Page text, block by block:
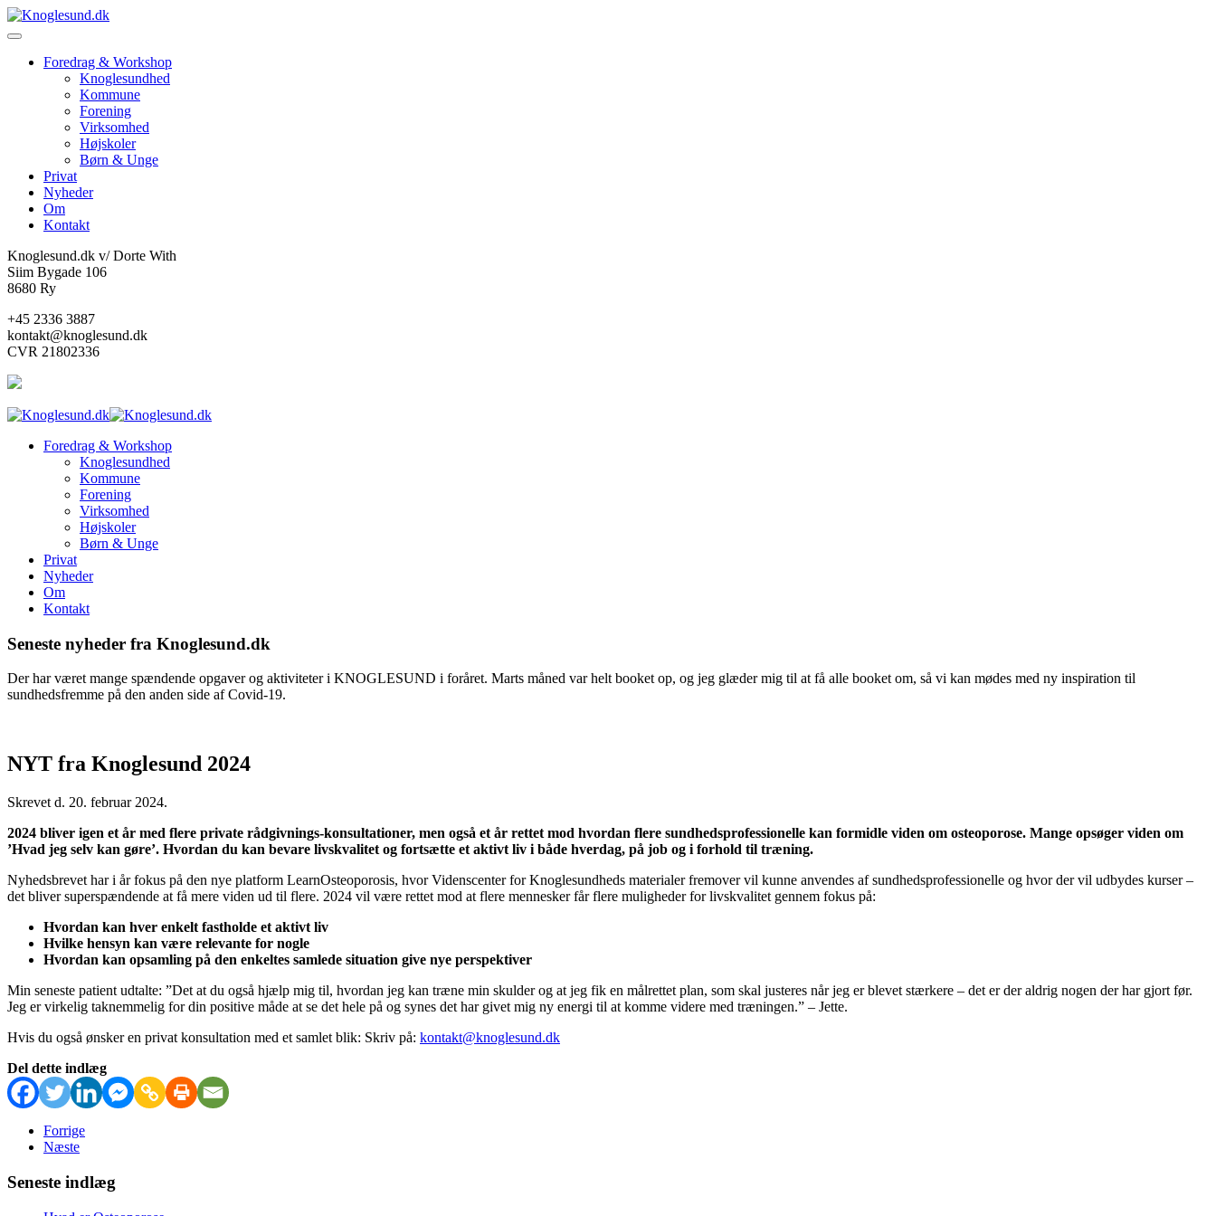
Foredrag & Workshop
Knoglesundhed
Kommune
Forening
Virksomhed
Højskoler
Børn & Unge
Privat
Nyheder
Om
Kontakt
Knoglesund.dk v/ Dorte With
Siim Bygade 106
8680 Ry
+45 2336 3887
kontakt@knoglesund.dk
CVR 21802336
Foredrag & Workshop
Knoglesundhed
Kommune
Forening
Virksomhed
Højskoler
Børn & Unge
Privat
Nyheder
Om
Kontakt
Seneste nyheder fra Knoglesund.dk
Der har været mange spændende opgaver og aktiviteter i KNOGLESUND i foråret. Marts måned var helt booket op, og jeg glæder mig til at få alle booket om, så vi kan mødes med ny inspiration til
sundhedsfremme på den anden side af Covid-19.
NYT fra Knoglesund 2024
Skrevet d. 20. februar 2024.
2024 bliver igen et år med flere private rådgivnings-konsultationer, men også et år rettet mod hvordan flere sundhedsprofessionelle kan formidle viden om osteoporose. Mange opsøger viden om
’Hvad jeg selv kan gøre’. Hvordan du kan bevare livskvalitet og fortsætte et aktivt liv i både hverdag, på job og i forhold til træning.
Nyhedsbrevet har i år fokus på den nye platform LearnOsteoporosis, hvor Videnscenter for Knoglesundheds materialer fremover vil kunne anvendes af sundhedsprofessionelle og hvor der vil udbydes kurser –
det bliver superspændende at få mere viden ud til flere. 2024 vil være rettet mod at flere mennesker får flere muligheder for livskvalitet gennem fokus på:
Hvordan kan hver enkelt fastholde et aktivt liv
Hvilke hensyn kan være relevante for nogle
Hvordan kan opsamling på den enkeltes samlede situation give nye perspektiver
Min seneste patient udtalte: ”Det at du også hjælp mig til, hvordan jeg kan træne min skulder og at jeg fik en målrettet plan, som skal justeres når jeg er blevet stærkere – det er der aldrig nogen der har gjort før.
Jeg er virkelig taknemmelig for din positive måde at se det hele på og synes det har givet mig ny energi til at komme videre med træningen.” – Jette.
Hvis du også ønsker en privat konsultation med et samlet blik: Skriv på: kontakt@knoglesund.dk
Del dette indlæg
Forrige
Næste
Seneste indlæg